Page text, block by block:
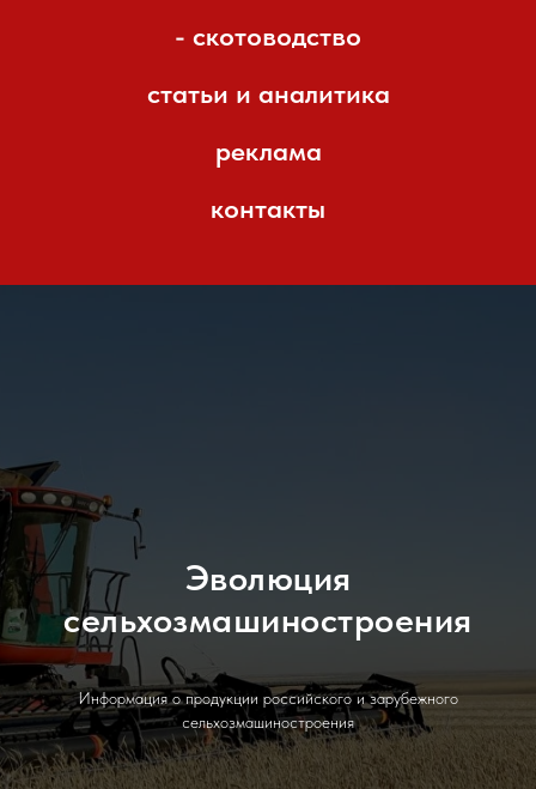
- скотоводство
статьи и аналитика
реклама
контакты
Эволюция
сельхозмашиностроения
Информация о продукции российского и зарубежного
сельхозмашиностроения